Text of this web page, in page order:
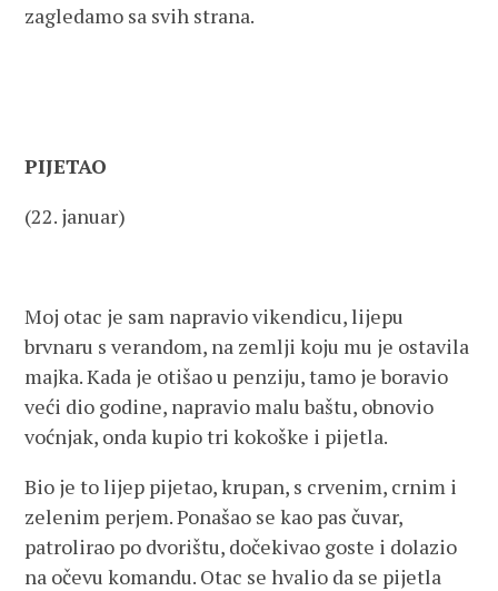
zagledamo sa svih strana.
PIJETAO
(22. januar)
Moj otac je sam napravio vikendicu, lijepu
brvnaru s verandom, na zemlji koju mu je ostavila
majka. Kada je otišao u penziju, tamo je boravio
veći dio godine, napravio malu baštu, obnovio
voćnjak, onda kupio tri kokoške i pijetla.
Bio je to lijep pijetao, krupan, s crvenim, crnim i
zelenim perjem. Ponašao se kao pas čuvar,
patrolirao po dvorištu, dočekivao goste i dolazio
na očevu komandu. Otac se hvalio da se pijetla